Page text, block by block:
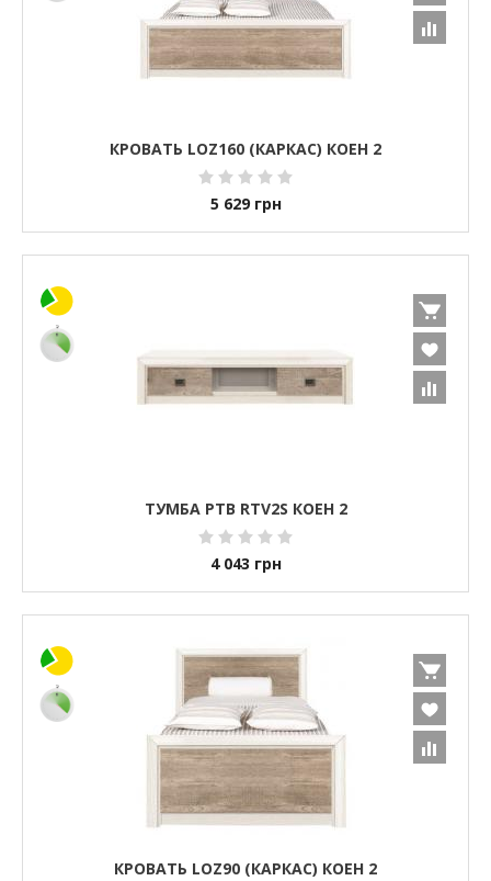
КРОВАТЬ LOZ160 (КАРКАС) КОЕН 2
5 629 грн
ТУМБА РТВ RTV2S КОЕН 2
4 043 грн
КРОВАТЬ LOZ90 (КАРКАС) КОЕН 2